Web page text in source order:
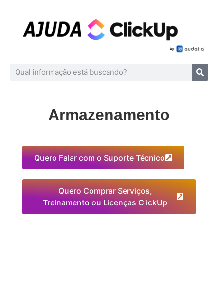
Armazenamento
Quero Falar com o Suporte Técnico
Quero Comprar Serviços,
Treinamento ou Licenças ClickUp